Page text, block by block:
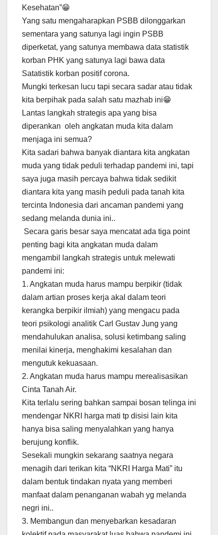
Kesehatan”😁
Yang satu mengaharapkan PSBB dilonggarkan
sementara yang satunya lagi ingin PSBB
diperketat, yang satunya membawa data statistik
korban PHK yang satunya lagi bawa data
Satatistik korban positif corona.
Mungki terkesan lucu tapi secara sadar atau tidak
kita berpihak pada salah satu mazhab ini😁
Lantas langkah strategis apa yang bisa
diperankan oleh angkatan muda kita dalam
menjaga ini semua?
Kita sadari bahwa banyak diantara kita angkatan
muda yang tidak peduli terhadap pandemi ini, tapi
saya juga masih percaya bahwa tidak sedikit
diantara kita yang masih peduli pada tanah kita
tercinta Indonesia dari ancaman pandemi yang
sedang melanda dunia ini..
Secara garis besar saya mencatat ada tiga point
penting bagi kita angkatan muda dalam
mengambil langkah strategis untuk melewati
pandemi ini:
1. Angkatan muda harus mampu berpikir (tidak
dalam artian proses kerja akal dalam teori
kerangka berpikir ilmiah) yang mengacu pada
teori psikologi analitik Carl Gustav Jung yang
mendahulukan analisa, solusi ketimbang saling
menilai kinerja, menghakimi kesalahan dan
mengutuk kekuasaan.
2. Angkatan muda harus mampu merealisasikan
Cinta Tanah Air.
Kita terlalu sering bahkan sampai bosan telinga ini
mendengar NKRI harga mati tp disisi lain kita
hanya bisa saling menyalahkan yang hanya
berujung konflik.
Sesekali mungkin sekarang saatnya negara
menagih dari terikan kita “NKRI Harga Mati” itu
dalam bentuk tindakan nyata yang memberi
manfaat dalam penanganan wabah yg melanda
negri ini..
3. Membangun dan menyebarkan kesadaran